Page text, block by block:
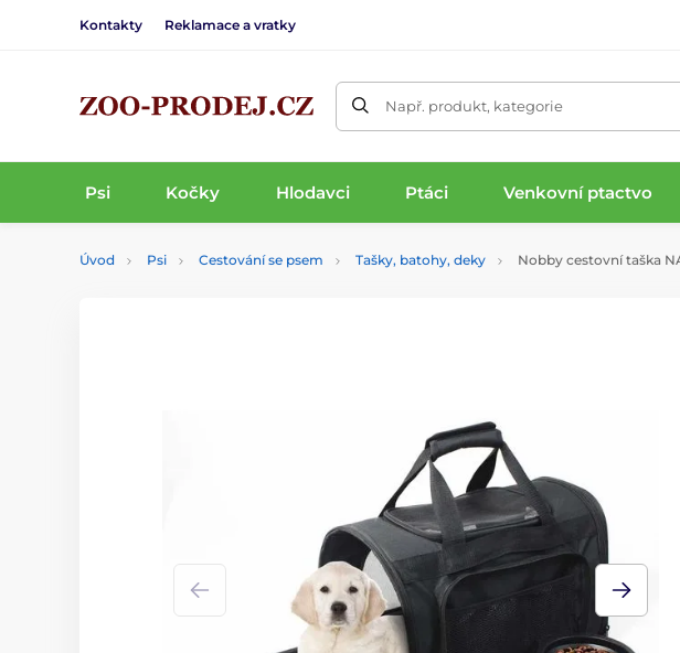
Kontakty Reklamace a vratky
Např. produkt, kategorie
Psi Kočky Hlodavci Ptáci Venkovní ptactvo
Úvod Psi Cestování se psem Tašky, batohy, deky Nobby cestovní taška